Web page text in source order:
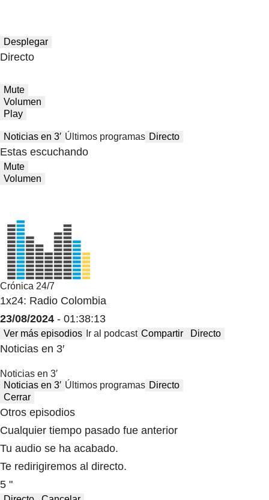
Desplegar
Directo
Mute
Volumen
Play
Noticias en 3′ Últimos programas Directo
Estas escuchando
Mute
Volumen
Crónica 24/7
1x24: Radio Colombia
23/08/2024 - 01:38:13
Ver más episodios Ir al podcast Compartir Directo
Noticias en 3′
Noticias en 3′
Noticias en 3′ Últimos programas Directo
Cerrar
Otros episodios
Cualquier tiempo pasado fue anterior
Tu audio se ha acabado.
Te redirigiremos al directo.
5 "